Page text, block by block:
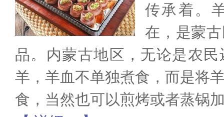
传承着。
在，是蒙
品。内蒙古地区，无论是农
羊，羊血不单独煮食，而是将
食，当然也可以煎烤或者蒸锅